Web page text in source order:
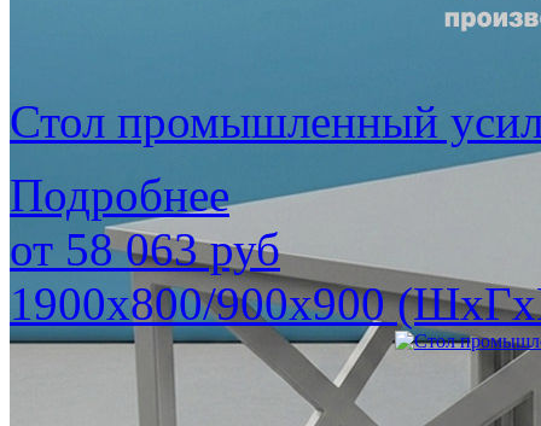
Стол промышленный
Подробнее
от 58 063руб
1900х800/900х900